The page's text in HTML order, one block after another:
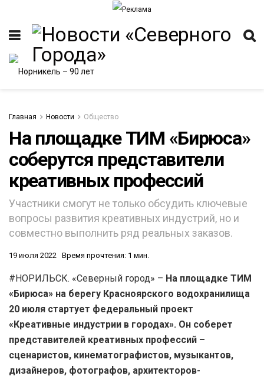
Главная Новости Общество
На площадке ТИМ «Бирюса»
соберутся представители
креативных профессий
Участники смогут не только обсудить ключевые
вопросы развития креативных индустрий, но и
совместно выполнить ряд реальных заказов.
19 июля 2022 Время прочтения: 1 мин.
#НОРИЛЬСК. «Северный город» – На площадке ТИМ
«Бирюса» на берегу Красноярского водохранилища
20 июля стартует федеральный проект
«Креативные индустрии в городах». Он соберет
представителей креативных профессий –
сценаристов, кинематографистов, музыкантов,
дизайнеров, фотографов, архитекторов-